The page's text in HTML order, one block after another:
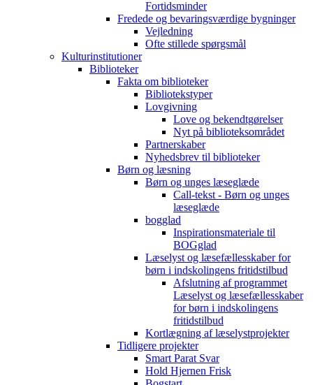
Fortidsminder
Fredede og bevaringsværdige bygninger
Vejledning
Ofte stillede spørgsmål
Kulturinstitutioner
Biblioteker
Fakta om biblioteker
Bibliotekstyper
Lovgivning
Love og bekendtgørelser
Nyt på biblioteksområdet
Partnerskaber
Nyhedsbrev til biblioteker
Børn og læsning
Børn og unges læseglæde
Call-tekst - Børn og unges
læseglæde
bogglad
Inspirationsmateriale til
BOGglad
Læselyst og læsefællesskaber for
børn i indskolingens fritidstilbud
Afslutning af programmet
Læselyst og læsefællesskaber
for børn i indskolingens
fritidstilbud
Kortlægning af læselystprojekter
Tidligere projekter
Smart Parat Svar
Hold Hjernen Frisk